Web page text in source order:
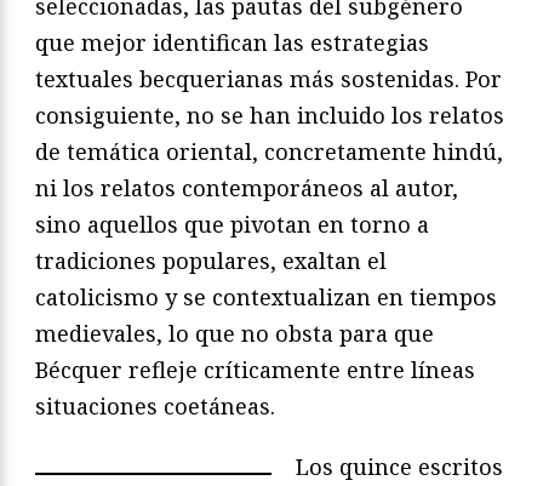
seleccionadas, las pautas del subgénero
que mejor identifican las estrategias
textuales becquerianas más sostenidas. Por
consiguiente, no se han incluido los relatos
de temática oriental, concretamente hindú,
ni los relatos contemporáneos al autor,
sino aquellos que pivotan en torno a
tradiciones populares, exaltan el
catolicismo y se contextualizan en tiempos
medievales, lo que no obsta para que
Bécquer refleje críticamente entre líneas
situaciones coetáneas.
Los quince escritos